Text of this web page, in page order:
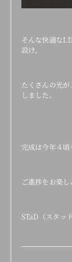
そんな快適な
設け、
たくさんの光
しました。
完成は今年４頃
ご進捗をお楽し
STaD（スタッ